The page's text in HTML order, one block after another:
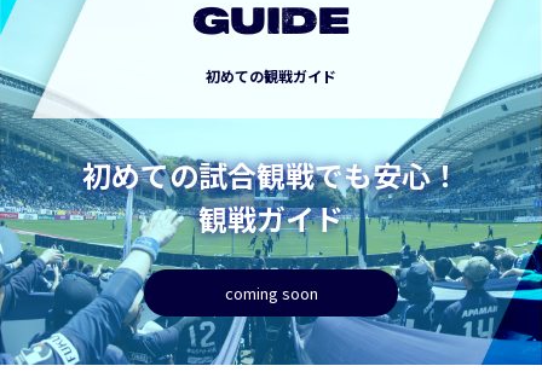
GUIDE
初めての観戦ガイド
初めての試合観戦でも安心！
観戦ガイド
coming soon